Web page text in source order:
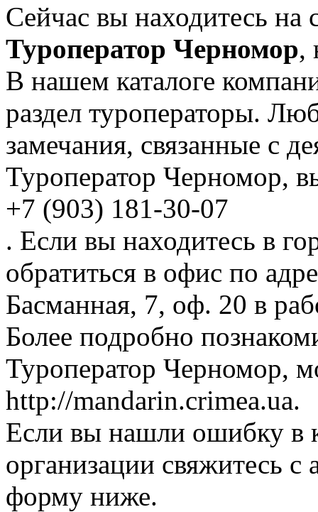
Сейчас вы находитесь на
Туроператор Черномор,
В нашем каталоге
раздел туроператоры.
замечания, связанные с
Туроператор Черномор,
+7 (903) 181-30-07
. Если вы находитесь в
обратиться в офис по
Басманная, 7, оф. 20 в
Более подробно
Туроператор Черномор,
http://mandarin.crimea.ua.
Если вы нашли ошибку в
организации свяжитесь
форму ниже.